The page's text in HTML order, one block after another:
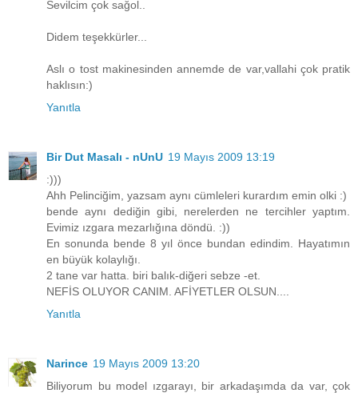
Sevilcim çok sağol..
Didem teşekkürler...
Aslı o tost makinesinden annemde de var,vallahi çok pratik
haklısın:)
Yanıtla
Bir Dut Masalı - nUnU 19 Mayıs 2009 13:19
:)))
Ahh Pelinciğim, yazsam aynı cümleleri kurardım emin olki :)
bende aynı dediğin gibi, nerelerden ne tercihler yaptım.
Evimiz ızgara mezarlığına döndü. :))
En sonunda bende 8 yıl önce bundan edindim. Hayatımın
en büyük kolaylığı.
2 tane var hatta. biri balık-diğeri sebze -et.
NEFİS OLUYOR CANIM. AFİYETLER OLSUN....
Yanıtla
Narince 19 Mayıs 2009 13:20
Biliyorum bu model ızgarayı, bir arkadaşımda da var, çok